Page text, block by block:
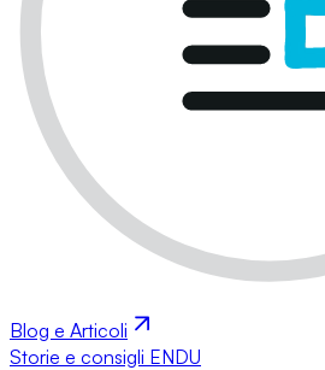
Blog e Articoli
Storie e consigli ENDU